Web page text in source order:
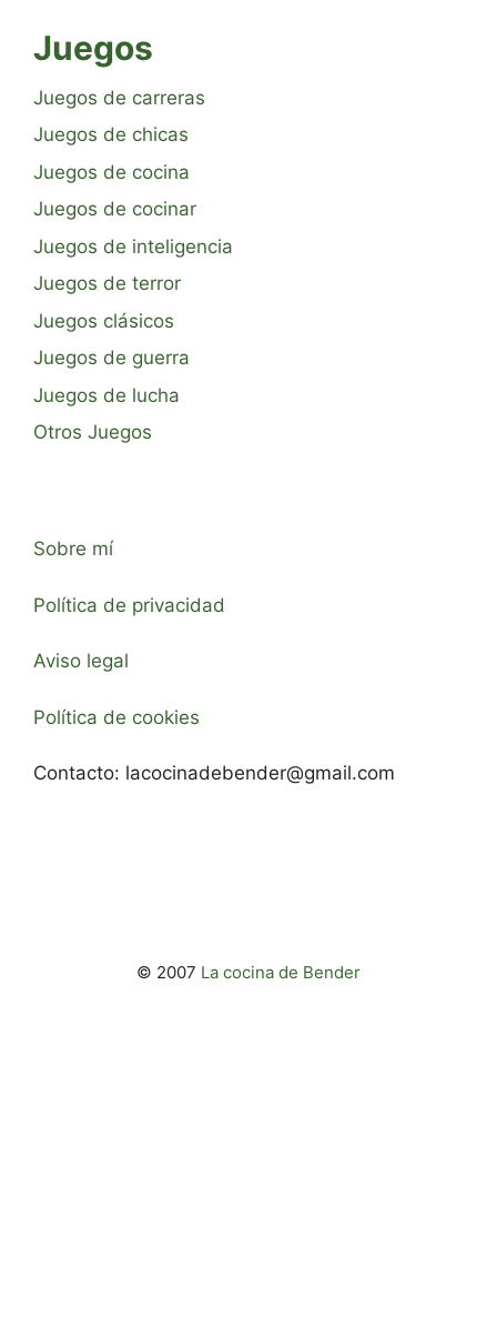
Juegos
Juegos de carreras
Juegos de chicas
Juegos de cocina
Juegos de cocinar
Juegos de inteligencia
Juegos de terror
Juegos clásicos
Juegos de guerra
Juegos de lucha
Otros Juegos
Sobre mí
Política de privacidad
Aviso legal
Política de cookies
Contacto: lacocinadebender@gmail.com
© 2007 La cocina de Bender